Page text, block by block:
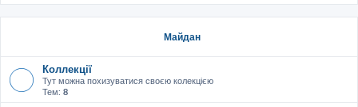
Майдан
Коллекції
Тут можна похизуватися своєю колекцією
Тем: 8